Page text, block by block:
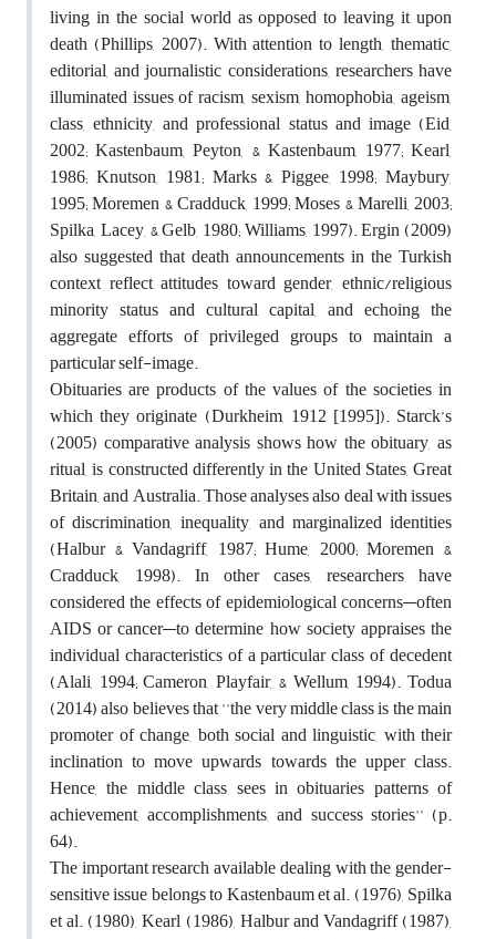
living in the social world as opposed to leaving it upon
death (Phillips, 2007). With attention to length, thematic,
editorial, and journalistic considerations, researchers have
illuminated issues of racism, sexism, homophobia, ageism,
class, ethnicity, and professional status and image (Eid,
2002; Kastenbaum, Peyton, & Kastenbaum, 1977; Kearl,
1986; Knutson, 1981; Marks & Piggee, 1998; Maybury,
1995; Moremen & Cradduck, 1999; Moses & Marelli, 2003;
Spilka, Lacey, & Gelb, 1980; Williams, 1997). Ergin (2009)
also suggested that death announcements in the Turkish
context reflect attitudes toward gender, ethnic/religious
minority status and cultural capital, and echoing the
aggregate efforts of privileged groups to maintain a
particular self-image.
Obituaries are products of the values of the societies in
which they originate (Durkheim, 1912 [1995]). Starck’s
(2005) comparative analysis shows how the obituary, as
ritual, is constructed differently in the United States, Great
Britain, and Australia. Those analyses also deal with issues
of discrimination, inequality, and marginalized identities
(Halbur & Vandagriff, 1987; Hume, 2000; Moremen &
Cradduck, 1998). In other cases, researchers have
considered the effects of epidemiological concerns—often
AIDS or cancer—to determine how society appraises the
individual characteristics of a particular class of decedent
(Alali, 1994; Cameron, Playfair, & Wellum, 1994). Todua
(2014) also believes that ''the very middle class is the main
promoter of change, both social and linguistic, with their
inclination to move upwards towards the upper class.
Hence, the middle class sees in obituaries patterns of
achievement, accomplishments, and success stories'' (p.
64).
The important research available dealing with the gender-
sensitive issue belongs to Kastenbaum et al. (1976), Spilka
et al. (1980), Kearl (1986), Halbur and Vandagriff (1987),